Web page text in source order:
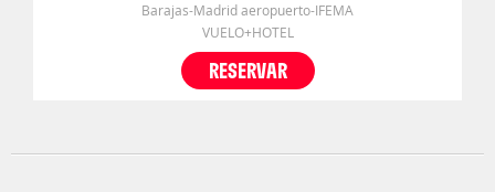
Barajas-Madrid aeropuerto-IFEMA
VUELO+HOTEL
RESERVAR